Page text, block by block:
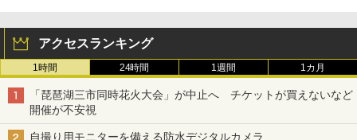
アクセスランキング
1時間 24時間 1週間 1カ月
「琵琶湖三市同時花火大会」が中止へ チケットが買えないなど
開催が不安視
自撮り用モニターを備える防水デジタルカメラ